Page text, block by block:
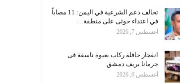
تحالف دعم الشرعية في اليمن: 11 مصاباً
في اعتداء حوثى على منطقة…
أغسطس 7, 2026
انفجار حافلة ركاب بعبوة ناسفة فى
جرمانا بريف دمشق
أغسطس 6, 2026